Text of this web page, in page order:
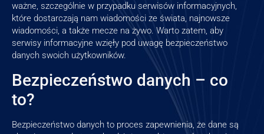
ważne, szczególnie w przypadku serwisów informacyjnych,
które dostarczają nam wiadomości ze świata, najnowsze
wiadomości, a także mecze na żywo. Warto zatem, aby
serwisy informacyjne wzięły pod uwagę bezpieczeństwo
danych swoich użytkowników.
Bezpieczeństwo danych – co
to?
Bezpieczeństwo danych to proces zapewnienia, że dane są